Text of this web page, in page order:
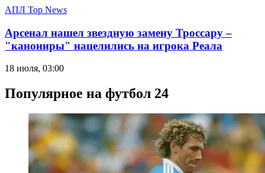
АПЛ Top News
Арсенал нашел звездную замену Троссару –
"канониры" нацелились на игрока Реала
18 июля, 03:00
Популярное на футбол 24